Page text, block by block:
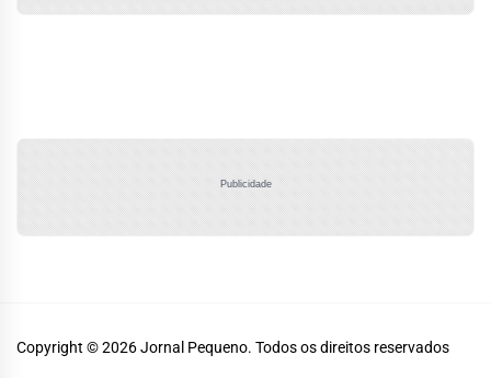
Publicidade
Copyright © 2026Jornal Pequeno. Todos os direitos reservados